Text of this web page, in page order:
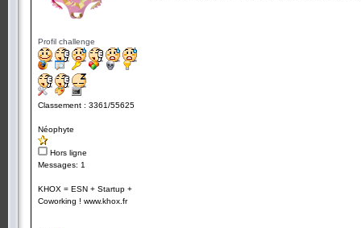
Profil challenge
Classement : 3361/55625
Néophyte
Hors ligne
Messages: 1
KHOX = ESN + Startup +
Coworking ! www.khox.fr